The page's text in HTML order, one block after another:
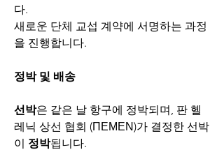
다.
새로운 단체 교섭 계약에 서명하는 과정
을 진행합니다.
정박 및 배송
선박은 같은 날 항구에 정박되며, 판 헬
레닉 상선 협회 (ΠΕΜΕΝ)가 결정한 선박
이 정박됩니다.